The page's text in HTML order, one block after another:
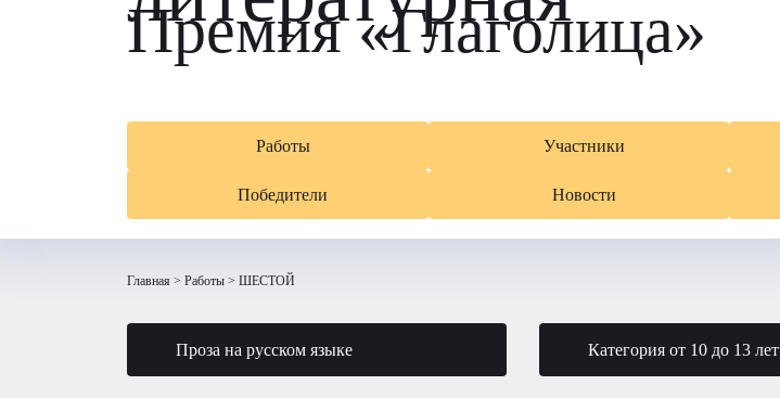
Премия «Глаголица»
Работы Участники
Победители Новости
Главная Работы ШЕСТОЙ
Проза на русском языке Категория от 10 до 13 лет